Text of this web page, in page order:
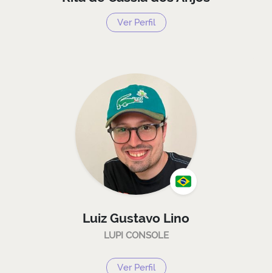
Ver Perfil
Luiz Gustavo Lino
LUPI CONSOLE
Ver Perfil